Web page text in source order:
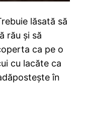
lăsată să
rău și să
ca pe o
cu lacăte ca
în